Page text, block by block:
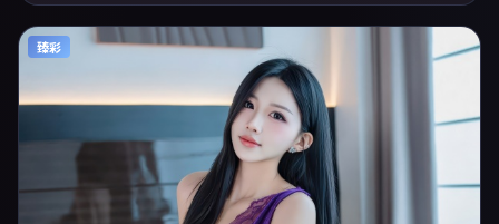
臻彩